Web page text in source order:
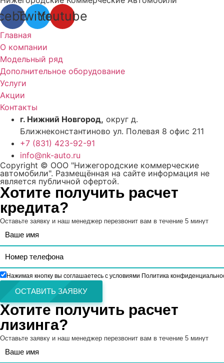
TwitterYoutube
Главная
О компании
Модельный ряд
Дополнительное оборудование
Услуги
Акции
Контакты
г. Нижний Новгород, округ д.
Ближнеконстантиново ул. Полевая 8 офис 211
+7 (831) 423-92-91
info@nk-auto.ru
Copyright © ООО "Нижегородские коммерческие
автомобили". Размещённая на сайте информация не
является публичной офертой.
Хотите получить расчет
кредита?
Оставьте заявку и наш менеджер перезвонит вам в течение 5 минут
Нажимая кнопку вы соглашаетесь с условиями Политика
ОСТАВИТЬ ЗАЯВКУ
Хотите получить расчет
лизинга?
Оставьте заявку и наш менеджер перезвонит вам в течение 5 минут